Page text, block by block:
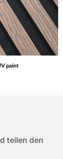
teilen den